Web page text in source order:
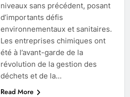
niveaux sans précédent, posant
d’importants défis
environnementaux et sanitaires.
Les entreprises chimiques ont
été à l’avant-garde de la
révolution de la gestion des
déchets et de la…
Read More